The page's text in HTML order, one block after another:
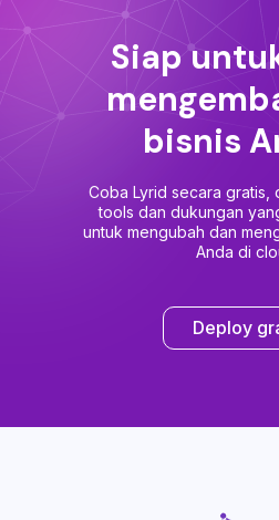
Siap
bisnis
Coba Lyrid secara gratis,
tools dan dukungan
untuk mengubah dan
Anda di
Deploy